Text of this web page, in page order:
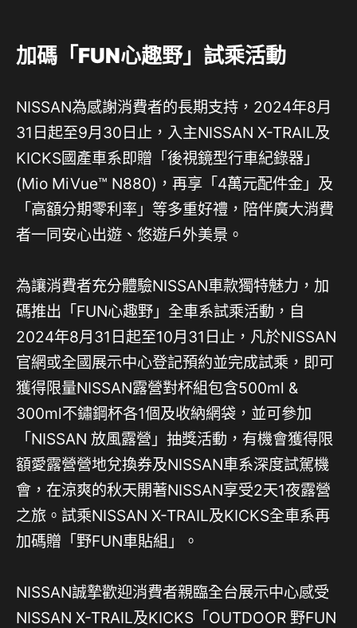
加碼「FUN心趣野」試乘活動
NISSAN為感謝消費者的長期支持，2024年8月
31日起至9月30日止，入主NISSAN X-TRAIL及
KICKS國產車系即贈「後視鏡型行車紀錄器」
(Mio MiVue™ N880)，再享「4萬元配件金」及
「高額分期零利率」等多重好禮，陪伴廣大消費
者一同安心出遊、悠遊戶外美景。
為讓消費者充分體驗NISSAN車款獨特魅力，加
碼推出「FUN心趣野」全車系試乘活動，自
2024年8月31日起至10月31日止，凡於NISSAN
官網或全國展示中心登記預約並完成試乘，即可
獲得限量NISSAN露營對杯組包含500ml &
300ml不鏽鋼杯各1個及收納網袋，並可參加
「NISSAN 放風露營」抽獎活動，有機會獲得限
額愛露營營地兌換券及NISSAN車系深度試駕機
會，在涼爽的秋天開著NISSAN享受2天1夜露營
之旅。試乘NISSAN X-TRAIL及KICKS全車系再
加碼贈「野FUN車貼組」。
NISSAN誠摯歡迎消費者親臨全台展示中心感受
NISSAN X-TRAIL及KICKS「OUTDOOR 野FUN